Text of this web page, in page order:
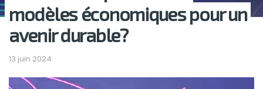
modèles économiques pour un
avenir durable?
13 juin 2024